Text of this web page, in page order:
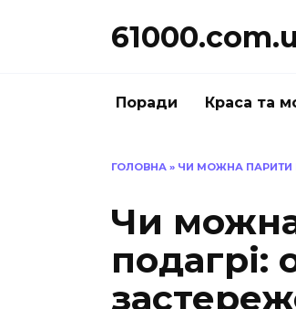
Поради Краса та
ГОЛОВНА » ЧИ МОЖНА ПАРИТИ
Чи
подагрі: